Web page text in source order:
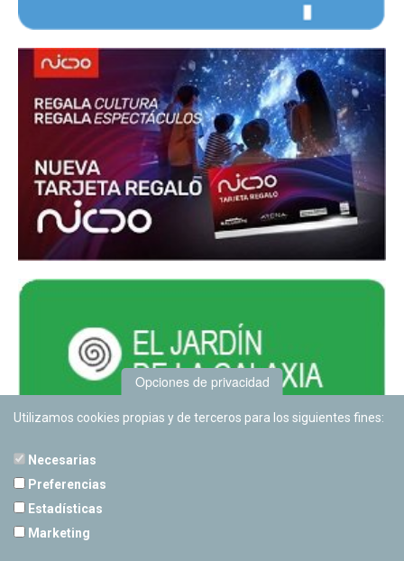
Opciones de privacidad
Utilizamos cookies propias y de terceros para los siguientes fines:
Necesarias
Preferencias
Estadísticas
Marketing